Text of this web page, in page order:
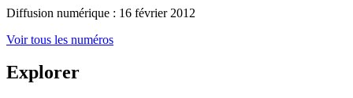
Diffusion numérique : 16 février 2012
Voir tous les numéros
Explorer